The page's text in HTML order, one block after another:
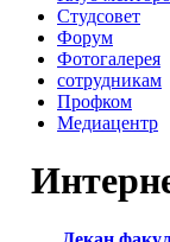
Студсовет
Форум
Фотогалерея
сотрудникам
Профком
Медиацентр